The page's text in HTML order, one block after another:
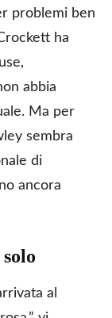
problemi ben
ha
abbia
Ma per
sembra
di
ancora
al